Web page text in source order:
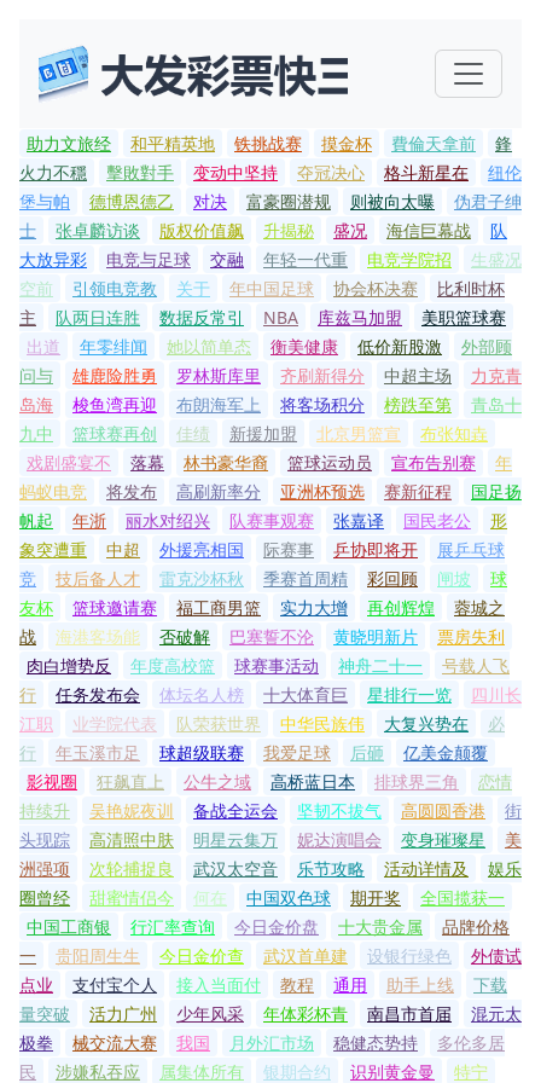
助力文旅经 和平精英地 铁挑战赛 摸金杯 費倫天拿前
鋒
火力不穩
擊敗對手 变动中坚持 夺冠决心 格斗新星在
纽伦
堡与帕
德博恩德乙 对决 富豪圈潜规 则被向太曝
伪君子绅
士
张卓麟访谈 版权价值飙 升揭秘 盛况 海信巨幕战
队
大放异彩
电竞与足球 交融 年轻一代重 电竞学院招
生盛况
空前
引领电竞教 关于 年中国足球 协会杯决赛
比利时杯
主
队两日连胜 数据反常引 NBA 库兹马加盟
美职篮球赛
出道
年零绯闻 她以简单态 衡美健康 低价新股激
外部顾
问与
雄鹿险胜勇 罗林斯库里 齐刷新得分 中超主场
力克青
岛海
梭鱼湾再迎 布朗海军上 将客场积分 榜跌至第
青岛十
九中
篮球赛再创 佳绩 新援加盟 北京男篮宣
布张知垚
戏剧盛宴不
落幕 林书豪华裔 篮球运动员 宣布告别赛
年
蚂蚁电竞
将发布 高刷新率分 亚洲杯预选 赛新征程
国足扬
帆起
年浙 丽水对绍兴 队赛事观赛 张嘉译 国民老公
形
象突遭重
中超 外援亮相国 际赛事 乒协即将开
展乒乓球
竞
技后备人才 雷克沙杯秋 季赛首周精 彩回顾 闸坡
球
友杯
篮球邀请赛 福工商男篮 实力大增 再创辉煌
蓉城之
战
海港客场能 否破解 巴塞誓不沦 黄晓明新片
票房失利
肉白增势反
年度高校篮 球赛事活动 神舟二十一
号载人飞
行
任务发布会 体坛名人榜 十大体育巨 星排行一览
四川长
江职
业学院代表 队荣获世界 中华民族伟 大复兴势在
必
行
年玉溪市足 球超级联赛 我爱足球 后砸
亿美金颠覆
影视圈
狂飙直上 公牛之域 高桥蓝日本 排球界三角
恋情
持续升
吴艳妮夜训 备战全运会 坚韧不拔气 高圆圆香港
街
头现踪
高清照中肤 明星云集万 妮达演唱会 变身璀璨星
美
洲强项
次轮捕捉良 武汉太空音 乐节攻略 活动详情及
娱乐
圈曾经
甜蜜情侣今 何在 中国双色球 期开奖
全国揽获一
中国工商银
行汇率查询 今日金价盘 十大贵金属
品牌价格
一
贵阳周生生 今日金价查 武汉首单建 设银行绿色
外债试
点业
支付宝个人 接入当面付 教程 通用 助手上线
下载
量突破
活力广州 少年风采 年体彩杯青 南昌市首届
混元太
极拳
械交流大赛 我国 月外汇市场 稳健态势持
多伦多居
民
涉嫌私吞应 属集体所有 银期合约 识别黄金曼 特宁